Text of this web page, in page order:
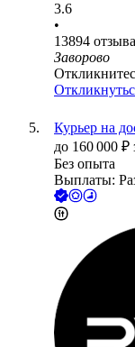
3.6
•
13894 отзыва
Заворово
Курьер на
до 160 000 ₽
Без опыта
Выплаты: